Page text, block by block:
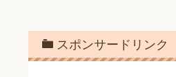
スポンサードリンク